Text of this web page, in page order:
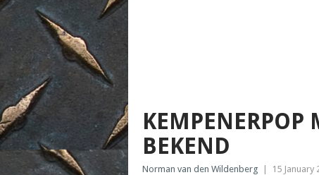
KEMPENERPOP
BEKEND
Norman van den Wildenberg 15 January